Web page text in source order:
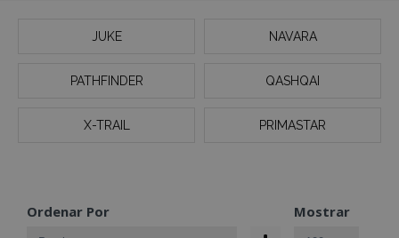
JUKE NAVARA
PATHFINDER QASHQAI
X-TRAIL PRIMASTAR
Ordenar Por Mostrar